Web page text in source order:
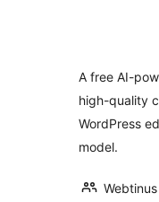
A free AI-
high-quality
WordPress
model.
Webtinus